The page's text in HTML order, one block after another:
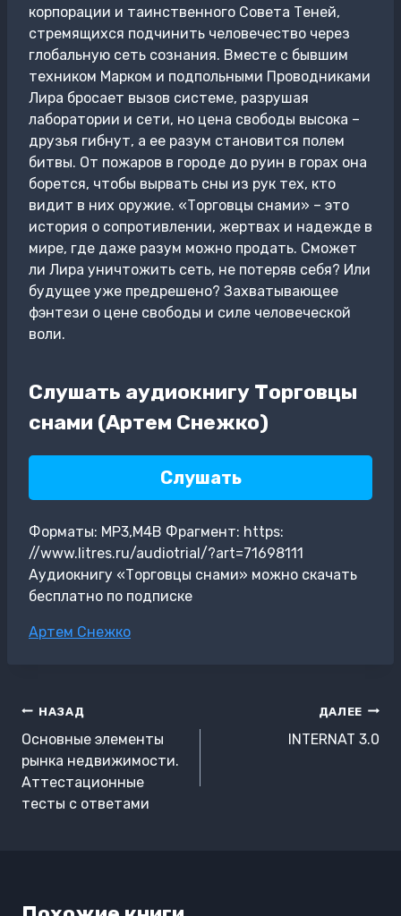
корпорации и таинственного Совета Теней,
стремящихся подчинить человечество через
глобальную сеть сознания. Вместе с бывшим
техником Марком и подпольными Проводниками
Лира бросает вызов системе, разрушая
лаборатории и сети, но цена свободы высока –
друзья гибнут, а ее разум становится полем
битвы. От пожаров в городе до руин в горах она
борется, чтобы вырвать сны из рук тех, кто
видит в них оружие. «Торговцы снами» – это
история о сопротивлении, жертвах и надежде в
мире, где даже разум можно продать. Сможет
ли Лира уничтожить сеть, не потеряв себя? Или
будущее уже предрешено? Захватывающее
фэнтези о цене свободы и силе человеческой
воли.
Слушать аудиокнигу Торговцы
снами (Артем Снежко)
Слушать
Форматы: MP3,M4B Фрагмент: https:
//www.litres.ru/audiotrial/?art=71698111
Аудиокнигу «Торговцы снами» можно скачать
бесплатно по подписке
Метки
Артем Снежко
Навигация
по
записям
НАЗАД
Основные элементы
рынка недвижимости.
Аттестационные
тесты с ответами
ДАЛЕЕ
INTERNAT 3.0